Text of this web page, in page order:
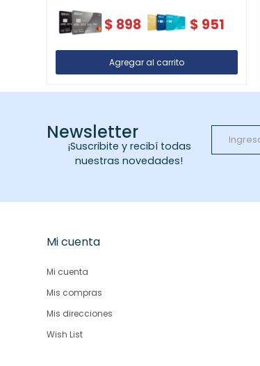
$ 898 $ 951
Newsletter
¡Suscribite y recibí todas
nuestras novedades!
Mi cuenta
Mi cuenta
Mis compras
Mis direcciones
Wish List